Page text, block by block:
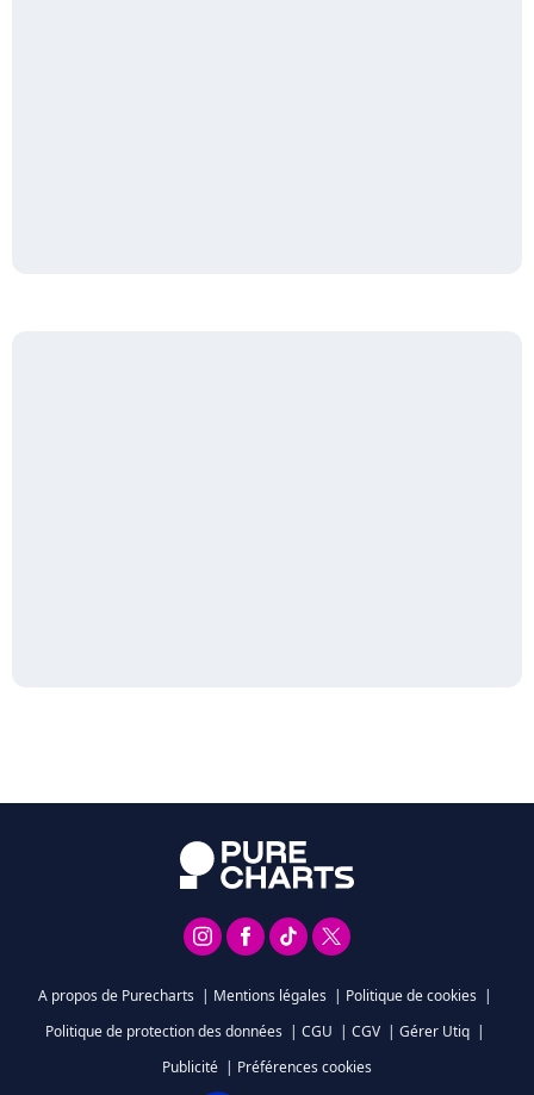
A propos de Purecharts | Mentions légales | Politique de cookies |
Politique de protection des données | CGU | CGV | Gérer Utiq |
Publicité | Préférences cookies